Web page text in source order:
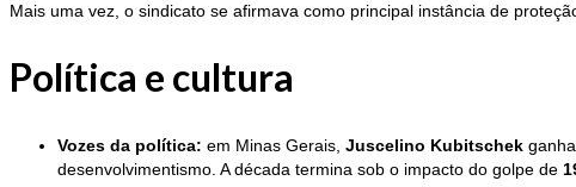
Mais uma vez, o sindicato se afirmava como principal instância de
Política e cultura
Vozes da política: em Minas Gerais, Juscelino Kubitschek
desenvolvimentismo. A década termina sob o impacto do golpe de